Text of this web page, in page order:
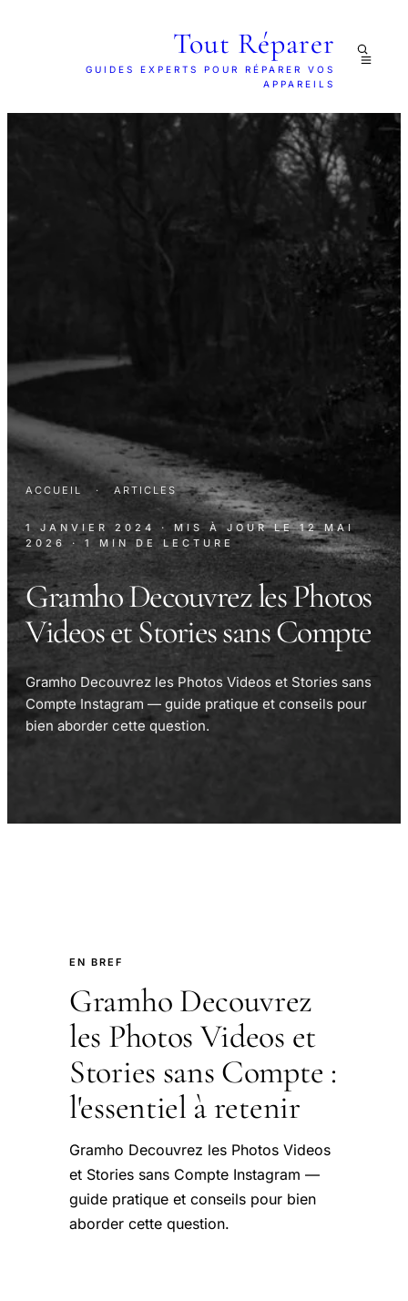
Tout Réparer
GUIDES EXPERTS POUR RÉPARER VOS
APPAREILS
ACCUEIL · ARTICLES
1 JANVIER 2024 · MIS À JOUR LE12 MAI
2026
· 1 MIN DE LECTURE
Gramho Decouvrez les Photos
Videos et Stories sans Compte
Gramho Decouvrez les Photos Videos et Stories sans
Compte Instagram — guide pratique et conseils pour
bien aborder cette question.
EN BREF
Gramho Decouvrez
les Photos Videos et
Stories sans Compte :
l'essentiel à retenir
Gramho Decouvrez les Photos Videos
et Stories sans Compte Instagram —
guide pratique et conseils pour bien
aborder cette question.